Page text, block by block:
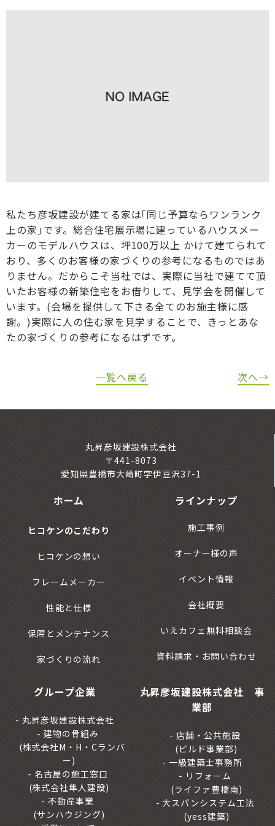
私たち彦坂建設が建てる家は｢同じ予算ならワンランク
上の家｣です。総合住宅展示場に建っているハウスメー
カーのモデルハウスは、坪100万以上 かけて建てられて
おり、多くのお客様の家づくりの参考になるものではあ
りません。だからこそ当社では、実際に当社で建てて頂
いたお客様の新築住宅をお借りして、見学会を開催して
います。(会場を提供して下さる全てのお施主様に感
謝。)実際に人の住む家を見学することで、きっとあな
たの家づくりの参考になるはずです。
一覧へ戻る 次へ→
丸昇彦坂建設株式会社
〒441-8073
愛知県豊橋市大崎町字伊豆沢37-1
ホーム
ヒコケンのこだわり
ヒコケンの想い
フレームメーカー
性能と仕様
保障とメンテナンス
家づくりの流れ
ラインナップ
施工事例
オーナー様の声
イベント情報
会社概要
いえカフェ無料相談会
資料請求・お問い合わせ
グループ企業
丸昇彦坂建設株式会社
建物の骨組み
(株式会社M・H・Cランバ
ー)
名古屋の施工窓口
(株式会社隼人建設)
不動産事業
(サンハウジング)
丸昇彦坂建設株式会社 事
業部
店舗・公共施設
(ビルド事業部)
一級建築士事務所
リフォーム
(ライファ豊橋南)
大スパンシステム工法
(yess建築)